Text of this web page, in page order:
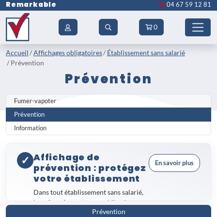
Remarkable 04 67 59 12 81
0
Accueil Affichages obligatoires
Établissement sans salarié
Prévention
Prévention
Fumer-vapoter
Prévention
Information
✓ Affichage de
prévention : protégez
votre établissement
Dans tout établissement sans salarié,
la
prévention
reste une obligation
légale et un enjeu de sécurité majeur.
En savoir plus
Prévention